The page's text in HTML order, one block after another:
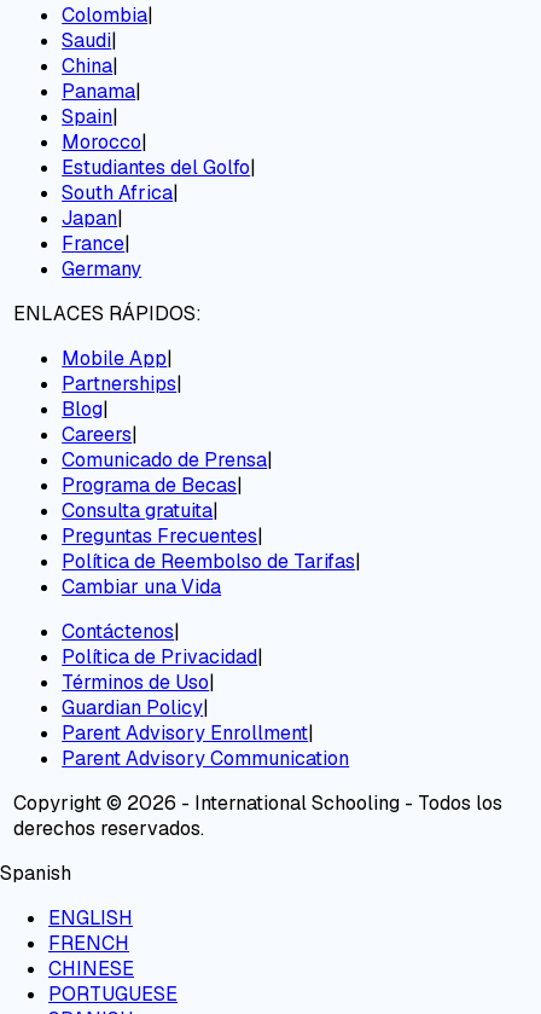
Colombia|
Saudi|
China|
Panama|
Spain|
Morocco|
Estudiantes del Golfo|
South Africa|
Japan|
France|
Germany
ENLACES RÁPIDOS:
Mobile App|
Partnerships|
Blog|
Careers|
Comunicado de Prensa|
Programa de Becas|
Consulta gratuita|
Preguntas Frecuentes|
Política de Reembolso de Tarifas|
Cambiar una Vida
Contáctenos|
Política de Privacidad|
Términos de Uso|
Guardian Policy|
Parent Advisory Enrollment|
Parent Advisory Communication
Copyright © 2026 - International Schooling - Todos los
derechos reservados.
Spanish
ENGLISH
FRENCH
CHINESE
PORTUGUESE